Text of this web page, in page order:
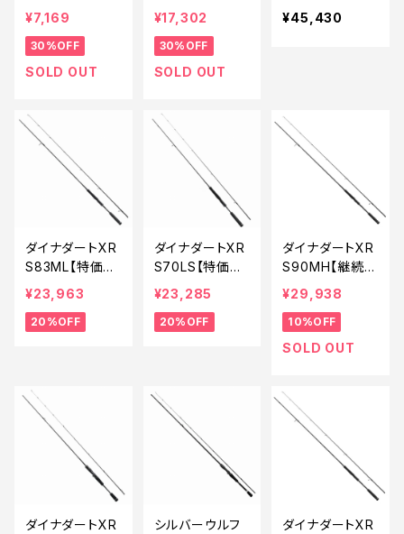
グS 76M【特価
ロッド】【30】
¥7,169
30%OFF
SOLD OUT
0】
¥17,302
30%OFF
SOLD OUT
ＬＭＬＢ−Ｓ
¥45,430
ダイナダートXR
S83ML【特価ロ
ッド】【20】
¥23,963
20%OFF
ダイナダートXR
S70LS【特価ロ
ッド】【20】
¥23,285
20%OFF
ダイナダートXR
S90MH【継続セ
ール_ロッド】【1
¥29,938
10%OFF
SOLD OUT
ダイナダートXR
シルバーウルフ
ダイナダートXR